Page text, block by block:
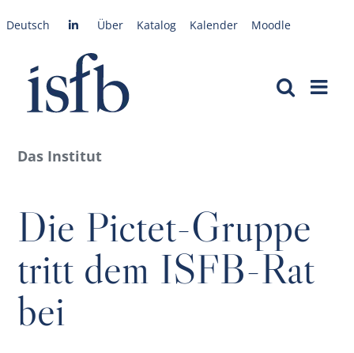
Inhalt
Deutsch Über Katalog Kalender Moodle
Das Institut
Die Pictet-Gruppe
tritt dem ISFB-Rat
bei